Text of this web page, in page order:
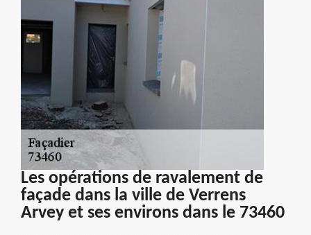
Les opérations de ravalement de
façade dans la ville de Verrens
Arvey et ses environs dans le 73460